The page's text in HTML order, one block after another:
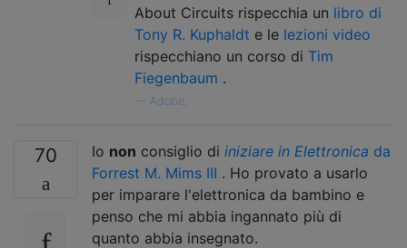
About Circuits rispecchia un libro di
Tony R. Kuphaldt e le lezioni video
rispecchiano un corso di Tim
Fiegenbaum .
Adobe,
70 Io non consiglio di iniziare in Elettronica da
Forrest M. Mims III . Ho provato a usarlo
per imparare l'elettronica da bambino e
penso che mi abbia ingannato più di
quanto abbia insegnato.